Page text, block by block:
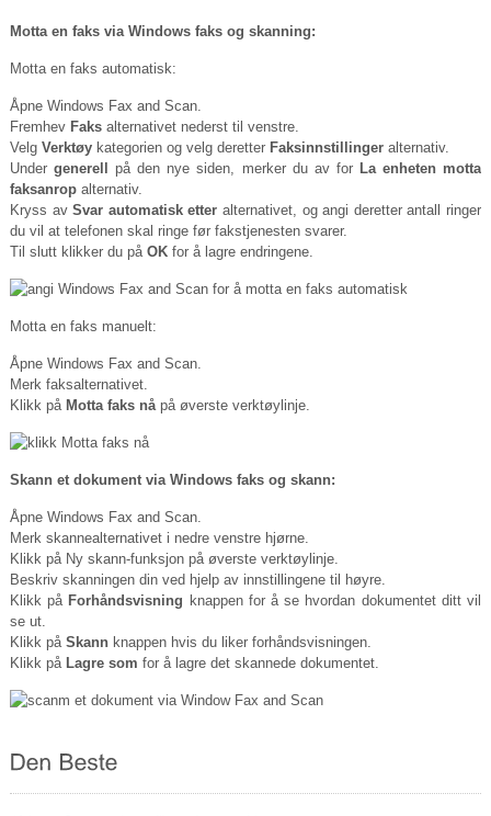
Motta en faks via Windows faks og skanning:
Motta en faks automatisk:
Åpne Windows Fax and Scan.
Fremhev Faksalternativet nederst til venstre.
Velg Verktøykategorien og velg deretter Faksinnstillingeralternativ.
Undergenerell på den nye siden, merker du av for La enheten motta
faksanropalternativ.
Kryss avSvar automatisk etter alternativet, og angi deretter antall ringer
du vil at telefonen skal ringe før fakstjenesten svarer.
Til slutt klikker du på OKfor å lagre endringene.
Motta en faks manuelt:
Åpne Windows Fax and Scan.
Merk faksalternativet.
Klikk på Motta faks nåpå øverste verktøylinje.
Skann et dokument via Windows faks og skann:
Åpne Windows Fax and Scan.
Merk skannealternativet i nedre venstre hjørne.
Klikk på Ny skann-funksjon på øverste verktøylinje.
Beskriv skanningen din ved hjelp av innstillingene til høyre.
Klikk på Forhåndsvisning knappen for å se hvordan dokumentet ditt vil
se ut.
Klikk på Skannknappen hvis du liker forhåndsvisningen.
Klikk på Lagre som for å lagre det skannede dokumentet.